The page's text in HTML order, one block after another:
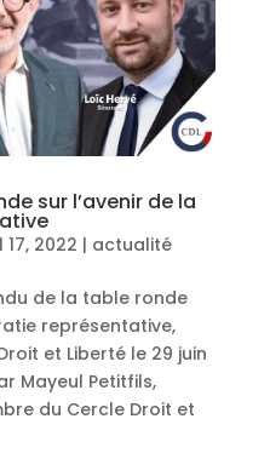
sur l’avenir de la
17, 2022 | actualité
de la table ronde
représentative,
et Liberté le 29 juin
Mayeul Petitfils,
du Cercle Droit et